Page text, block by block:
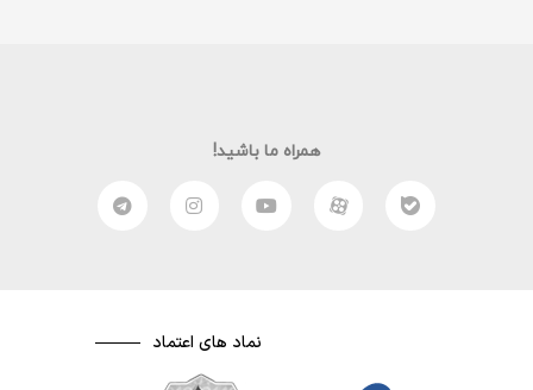
همراه ما باشید!
نماد های اعتماد